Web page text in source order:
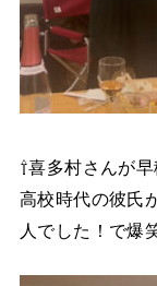
⇧喜多村さんが
高校時代の彼氏
人でした！で爆